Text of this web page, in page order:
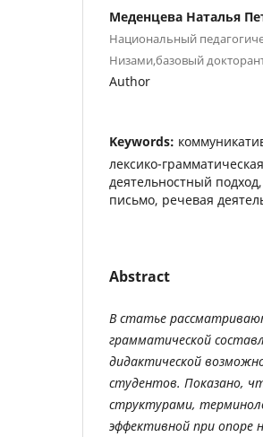
Меденцева Наталья
Национальный
Низами,базовый
Author
Keywords:
лексико-
деятельностный
письмо, речевая
Abstract
В статье
грамматической
дидактической
студентов. Показано,
структурами,
эффективной при опоре